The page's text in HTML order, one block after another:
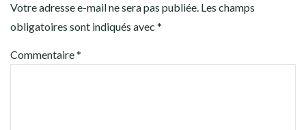
Votre adresse e-mail ne sera pas publiée. Les champs
obligatoires sont indiqués avec *
Commentaire*